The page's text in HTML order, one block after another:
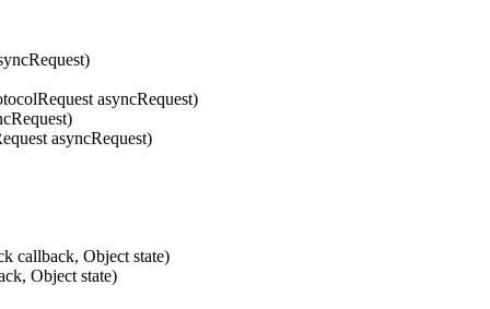
asyncRequest)
asyncRequest)
callback, Object state)
Object state)